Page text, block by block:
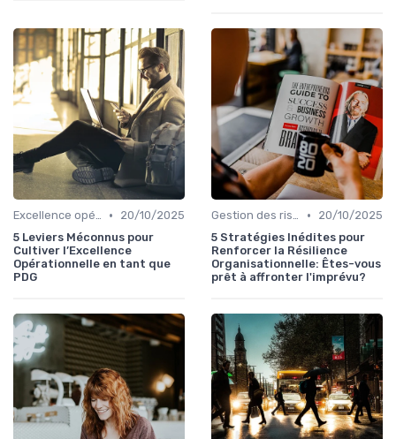
Excellence opérationnelle •
20/10/2025
5 Leviers Méconnus pour
Cultiver l’Excellence
Opérationnelle en tant que
PDG
Gestion des risques & résilience •
20/10/2025
5 Stratégies Inédites pour
Renforcer la Résilience
Organisationnelle: Êtes-vous
prêt à affronter l'imprévu?